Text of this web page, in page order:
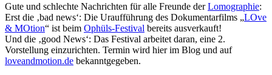
Gute und schlechte Nachrichten für alle Freunde derLomographie:
Erst die ‚bad news‘: Die Uraufführung des Dokumentarfilms „LOve
& MOtion“ ist beim Ophüls-Festival bereits ausverkauft!
Und die ‚good News‘: Das Festival arbeitet daran, eine 2.
Vorstellung einzurichten. Termin wird hier im Blog und auf
loveandmotion.de bekanntgegeben.